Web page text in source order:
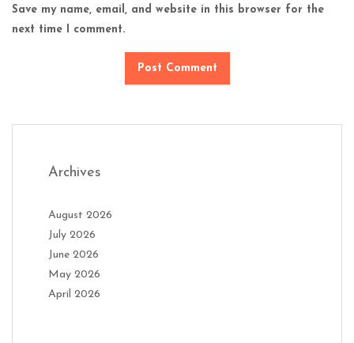
Save my name, email, and website in this browser for the
next time I comment.
Archives
August 2026
July 2026
June 2026
May 2026
April 2026